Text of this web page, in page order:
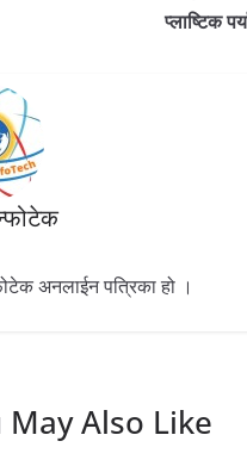
प्लाष्टिक
अनलाईन पत्रिका हो ।
May Also Like